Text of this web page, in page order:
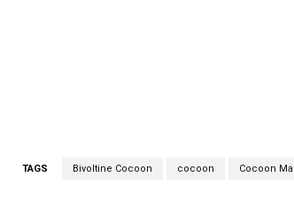
TAGS Bivoltine Cocoon cocoon Cocoon